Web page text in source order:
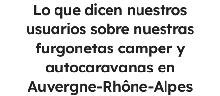
Lo que dicen nuestros
usuarios sobre nuestras
furgonetas camper y
autocaravanas en
Auvergne-Rhône-Alpes